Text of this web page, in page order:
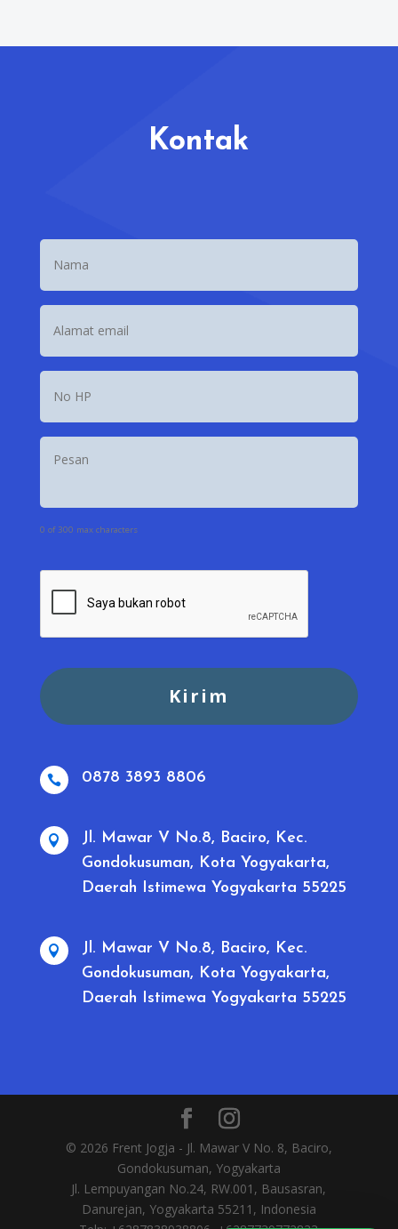
Kontak
0 of 300 max characters
 0878 3893 8806

Jl. Mawar V No.8, Baciro, Kec.
Gondokusuman, Kota Yogyakarta,
Daerah Istimewa Yogyakarta 55225

Jl. Mawar V No.8, Baciro, Kec.
Gondokusuman, Kota Yogyakarta,
Daerah Istimewa Yogyakarta 55225
© 2026 Frent Jogja - Jl. Mawar V No. 8, Baciro,
Gondokusuman, Yogyakarta
Jl. Lempuyangan No.24, RW.001, Bausasran,
Danurejan, Yogyakarta 55211, Indonesia